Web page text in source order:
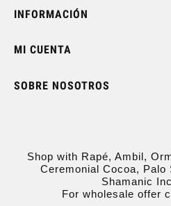
INFORMACIÓN
MI CUENTA
SOBRE NOSOTROS
Shop with Rapé, Ambil,
Ceremonial Cocoa, Palo
Shamanic
For wholesale offer